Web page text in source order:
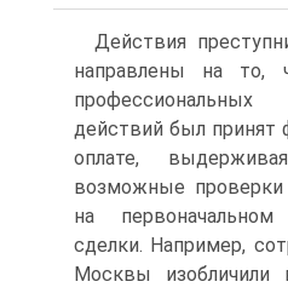
Действия
направлены на то,
действий был принят
оплате,
возможные
на
сделки. Например,
Москвы